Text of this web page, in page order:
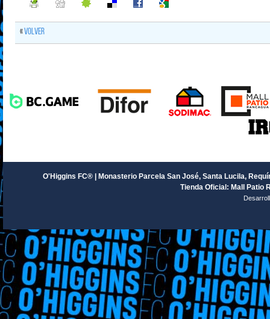
«Volver
O'Higgins FC® | Monasterio Parcela San José, Santa Lucila,
Tienda Oficial: Mall Patio